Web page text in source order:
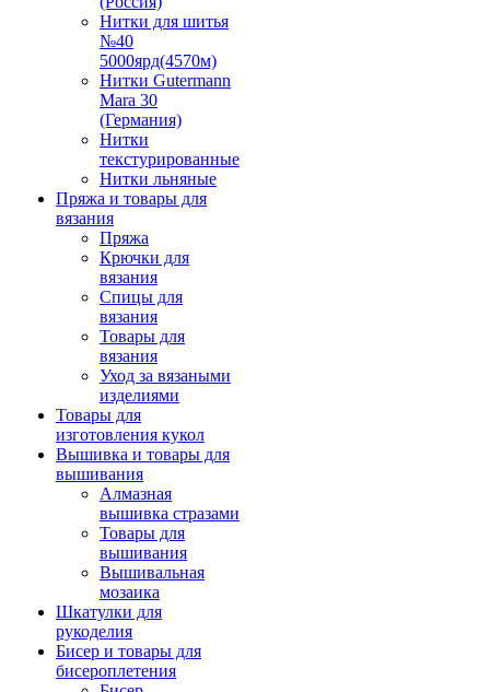
Нитки для шитья
№40
5000ярд(4570м)
Нитки Gutermann
Mara 30
(Германия)
Нитки
текстурированные
Нитки льняные
Пряжа и товары для
вязания
Пряжа
Крючки для
вязания
Спицы для
вязания
Товары для
вязания
Уход за вязаными
изделиями
Товары для
изготовления кукол
Вышивка и товары для
вышивания
Алмазная
вышивка стразами
Товары для
вышивания
Вышивальная
мозаика
Шкатулки для
рукоделия
Бисер и товары для
бисероплетения